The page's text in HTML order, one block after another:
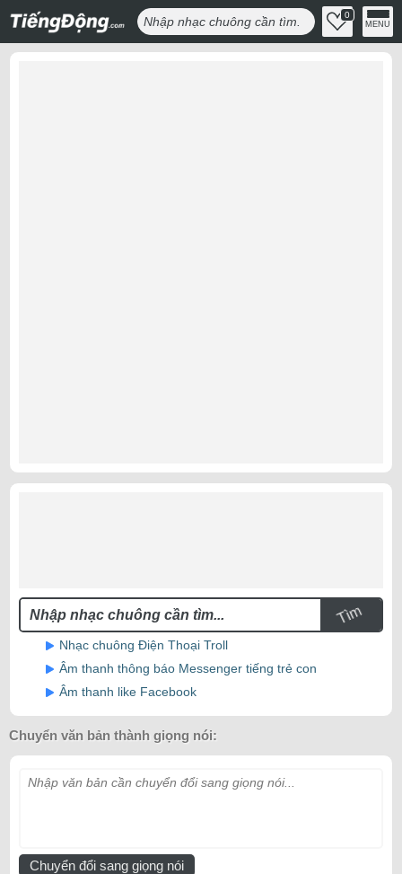
0
MENU
Tìm
Nhạc chuông Điện Thoại Troll
Âm thanh thông báo Messenger tiếng trẻ con
Âm thanh like Facebook
Chuyển văn bản thành giọng nói:
Nhập văn bản cần chuyển đổi sang giọng nói...
Chuyển đổi sang giọng nói